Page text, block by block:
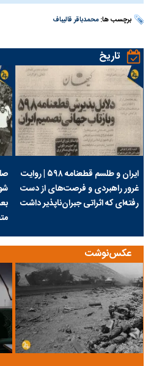
برچسب ها:محمدباقر قالیباف
تاریخ
ایران و طلسم قطعنامه ۵۹۸ | روایت
غرور راهبردی و فرصت‌های از دست
رفته‌ای که اثراتی جبران‌ناپذیر داشت
عکس‌نوشت